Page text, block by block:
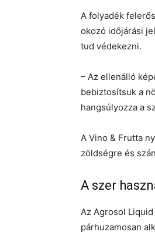
A folyadék
okozó időjárási
tud védekezni.
– Az ellenálló
bebiztosítsuk a
hangsúlyozza a
A Vino & Frutta
zöldségre és
A szer
Az Agrosol
párhuzamosan